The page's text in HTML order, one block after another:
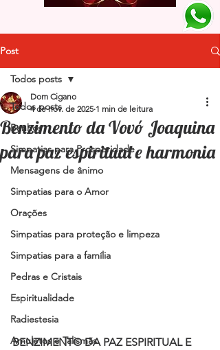
Post
Todos posts
Banhos
Simpatias para Prosperidade
Mensagens de ânimo
Simpatias para o Amor
Orações
Simpatias para proteção e limpeza
Simpatias para a família
Pedras e Cristais
Espiritualidade
Radiestesia
Amuletos e Talismãs
Todos posts
Benzimento da Vovó Joaquina
para paz espiritual e harmonia
Dom Cigano
4 de nov. de 2025 1 min de leitura
BENZIMENTO DA PAZ ESPIRITUAL E